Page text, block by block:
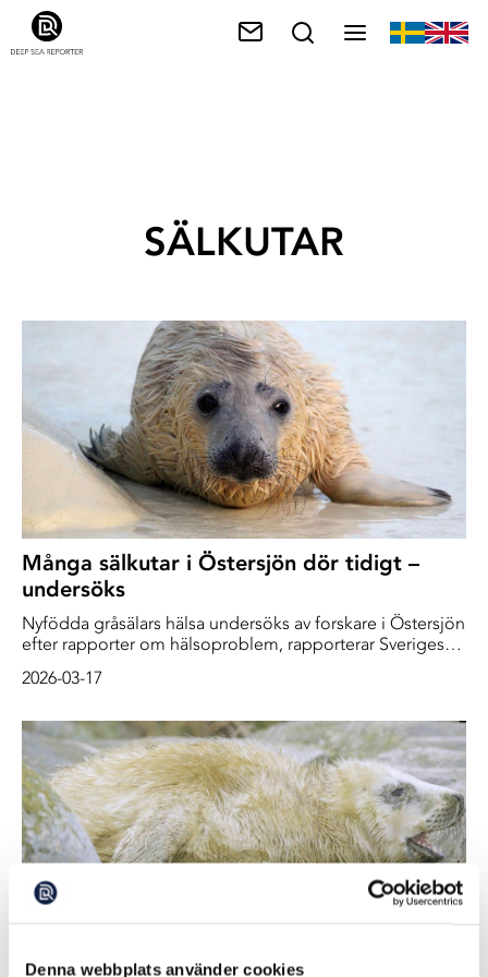
Denna webbplats använder cookies
SÄLKUTAR
Många sälkutar i Östersjön dör tidigt –
undersöks
Nyfödda gråsälars hälsa undersöks av forskare i Östersjön
efter rapporter om hälsoproblem, rapporterar Sveriges
30 procent dör.
2026-03-17
Hur mår sälen i Stockholms skärgård?